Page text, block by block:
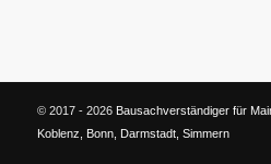
© 2017 - 2026 Bausachverständiger für
Koblenz, Bonn, Darmstadt, Simmern